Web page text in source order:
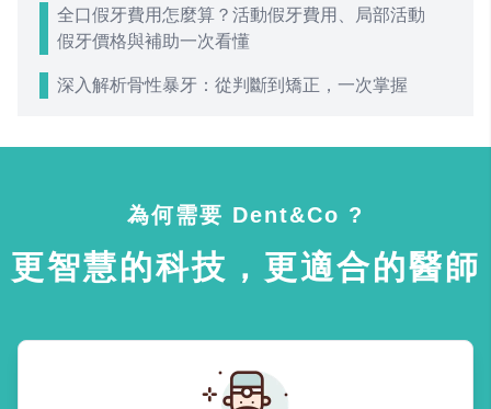
全口假牙費用怎麼算？活動假牙費用、局部活動
假牙價格與補助一次看懂
深入解析骨性暴牙：從判斷到矯正，一次掌握
為何需要 Dent&Co ?
更智慧的科技，更適合的醫師